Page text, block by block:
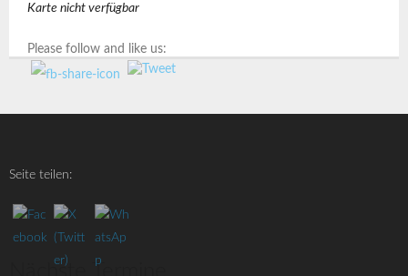
Karte nicht verfügbar
Please follow and like us:
Seite teilen:
Nächste Termine